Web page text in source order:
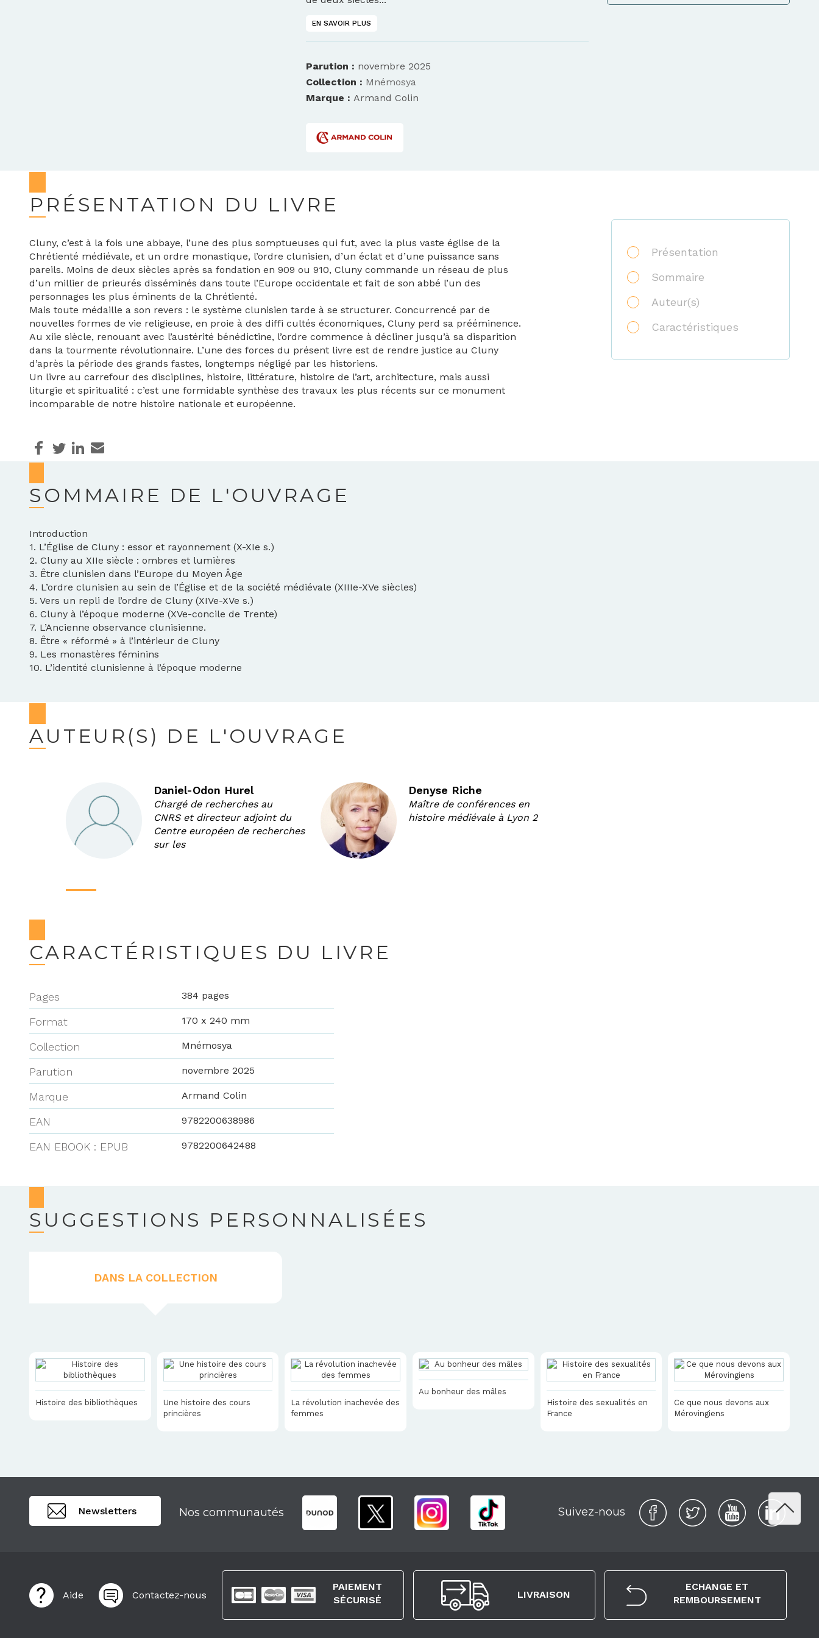
EN SAVOIR PLUS
Parution : novembre 2025
Collection : Mnémosya
Marque : Armand Colin
Présentation
Sommaire
Auteur(s)
Caractéristiques
PRÉSENTATION DU LIVRE
Cluny, c’est à la fois une abbaye, l’une des plus somptueuses qui fut, avec la plus vaste église de la
Chrétienté médiévale, et un ordre monastique, l’ordre clunisien, d’un éclat et d’une puissance sans
pareils. Moins de deux siècles après sa fondation en 909 ou 910, Cluny commande un réseau de plus
d’un millier de prieurés disséminés dans toute l’Europe occidentale et fait de son abbé l’un des
personnages les plus éminents de la Chrétienté.
Mais toute médaille a son revers : le système clunisien tarde à se structurer. Concurrencé par de
nouvelles formes de vie religieuse, en proie à des diffi cultés économiques, Cluny perd sa prééminence.
Au xiie siècle, renouant avec l’austérité bénédictine, l’ordre commence à décliner jusqu’à sa disparition
dans la tourmente révolutionnaire. L’une des forces du présent livre est de rendre justice au Cluny
d’après la période des grands fastes, longtemps négligé par les historiens.
Un livre au carrefour des disciplines, histoire, littérature, histoire de l’art, architecture, mais aussi
liturgie et spiritualité : c’est une formidable synthèse des travaux les plus récents sur ce monument
incomparable de notre histoire nationale et européenne.
SOMMAIRE DE L'OUVRAGE
Introduction
1. L’Église de Cluny : essor et rayonnement (X-XIe s.)
2. Cluny au XIIe siècle : ombres et lumières
3. Être clunisien dans l’Europe du Moyen Âge
4. L’ordre clunisien au sein de l’Église et de la société médiévale (XIIIe-XVe siècles)
5. Vers un repli de l’ordre de Cluny (XIVe-XVe s.)
6. Cluny à l’époque moderne (XVe-concile de Trente)
7. L’Ancienne observance clunisienne.
8. Être « réformé » à l’intérieur de Cluny
9. Les monastères féminins
10. L’identité clunisienne à l’époque moderne
AUTEUR(S) DE L'OUVRAGE
Daniel-Odon Hurel
Chargé de recherches au
CNRS et directeur adjoint du
Centre européen de recherches
sur les
Denyse Riche
Maître de conférences en
histoire médiévale à Lyon 2
CARACTÉRISTIQUES DU LIVRE
Pages 384 pages
Format 170 x 240 mm
Collection Mnémosya
Parution novembre 2025
Marque Armand Colin
EAN 9782200638986
EAN EBOOK : EPUB 9782200642488
SUGGESTIONS PERSONNALISÉES
DANS LA COLLECTION
Histoire des bibliothèques
Une histoire des cours
princières
La révolution inachevée des
femmes
Au bonheur des mâles
Histoire des sexualités en
France
Ce que nous devons aux
Mérovingiens
Newsletters Nos communautés Suivez-nous
Aide Contactez-nous
PAIEMENT
SÉCURISÉ
LIVRAISON
ECHANGE ET
REMBOURSEMENT